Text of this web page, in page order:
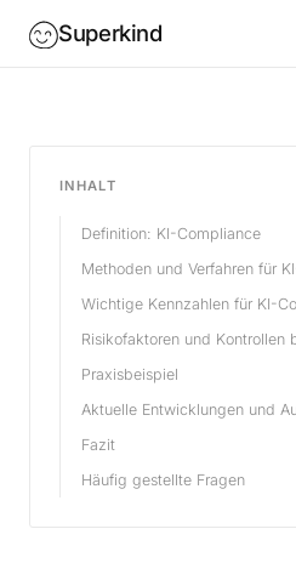
Superkind
INHALT
Definition: KI-Compliance
Methoden und Verfahren für
Wichtige Kennzahlen für KI-
Risikofaktoren und Kontrollen
Praxisbeispiel
Aktuelle Entwicklungen und
Fazit
Häufig gestellte Fragen